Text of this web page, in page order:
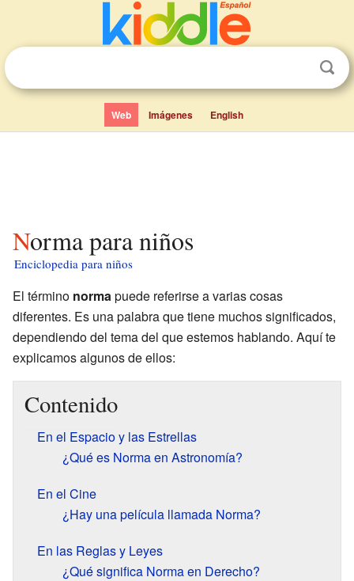
Web Imágenes English
Norma para niños
Enciclopedia para niños
El término normapuede referirse a varias cosas
diferentes. Es una palabra que tiene muchos significados,
dependiendo del tema del que estemos hablando. Aquí te
explicamos algunos de ellos:
Contenido
En el Espacio y las Estrellas
¿Qué es Norma en Astronomía?
En el Cine
¿Hay una película llamada Norma?
En las Reglas y Leyes
¿Qué significa Norma en Derecho?